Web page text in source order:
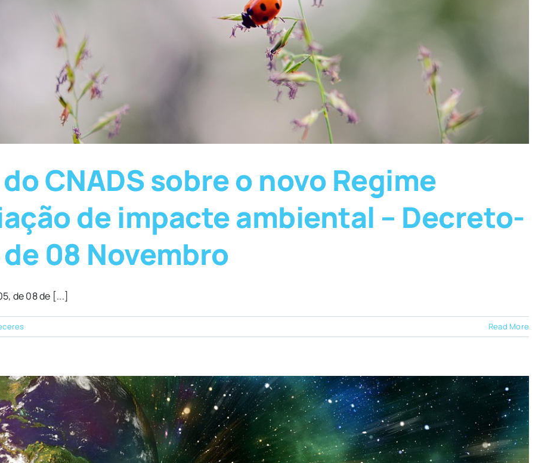
CNADS sobre o novo Regime
de impacte ambiental – Decreto-
08 Novembro
de 08 de [...]
Read More